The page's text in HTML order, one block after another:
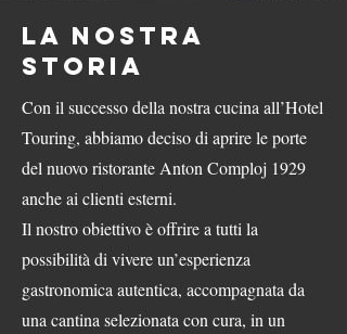
La nostra
storia
Con il successo della nostra cucina all’Hotel
Touring, abbiamo deciso di aprire le porte
del nuovo ristorante Anton Comploj 1929
anche ai clienti esterni.
Il nostro obiettivo è offrire a tutti la
possibilità di vivere un’esperienza
gastronomica autentica, accompagnata da
una cantina selezionata con cura, in un